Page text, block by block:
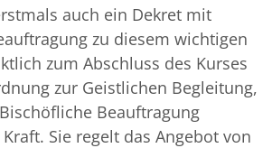
auch ein Dekret mit
zu diesem wichtigen
zum Abschluss des Kurses
zur Geistlichen Begleitung,
Beauftragung
Sie regelt das Angebot von